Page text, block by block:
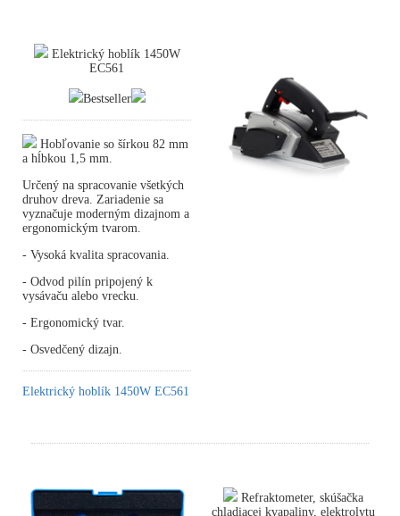
Elektrický hoblík 1450W
EC561
Bestseller
Hobľovanie so šírkou 82 mm
a hĺbkou 1,5 mm.
Určený na spracovanie všetkých
druhov dreva. Zariadenie sa
vyznačuje moderným dizajnom a
ergonomickým tvarom.
- Vysoká kvalita spracovania.
- Odvod pilín pripojený k
vysávaču alebo vrecku.
- Ergonomický tvar.
- Osvedčený dizajn.
Elektrický hoblík 1450W EC561
Refraktometer, skúšačka
chladiacej kvapaliny, elektrolytu